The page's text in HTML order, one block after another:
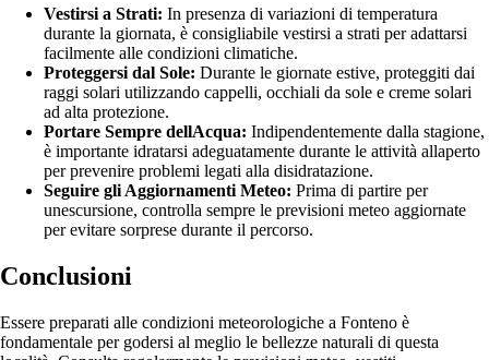
Vestirsi a Strati: In presenza di variazioni di temperatura
durante la giornata, è consigliabile vestirsi a strati per adattarsi
facilmente alle condizioni climatiche.
Proteggersi dal Sole: Durante le giornate estive, proteggiti dai
raggi solari utilizzando cappelli, occhiali da sole e creme solari
ad alta protezione.
Portare Sempre dellAcqua: Indipendentemente dalla stagione,
è importante idratarsi adeguatamente durante le attività allaperto
per prevenire problemi legati alla disidratazione.
Seguire gli Aggiornamenti Meteo: Prima di partire per
unescursione, controlla sempre le previsioni meteo aggiornate
per evitare sorprese durante il percorso.
Conclusioni
Essere preparati alle condizioni meteorologiche a Fonteno è
fondamentale per godersi al meglio le bellezze naturali di questa